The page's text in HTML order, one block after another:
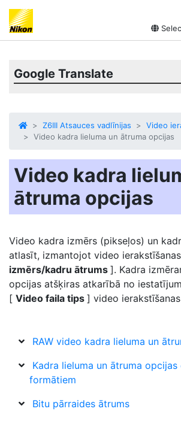
Google Translate
Z6III Atsauces vadlīnijas
Video
Video kadra lieluma un ātruma opcijas
Video kadra
ātruma opcijas
Video kadra izmērs (pikseļos) un
atlasīt, izmantojot video
izmērs/kadru ātrums ]. Kadra
opcijas atšķiras atkarībā no
[ Video faila tips ] video
RAW video kadra lieluma un
Kadra lieluma un ātruma
formātiem
Bitu pārraides ātrums